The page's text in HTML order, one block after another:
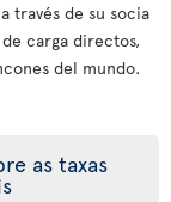
través de su socia
carga directos,
del mundo.
as taxas